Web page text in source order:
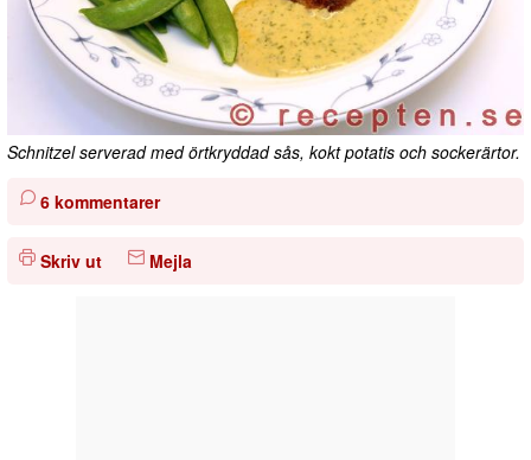
Schnitzel serverad med örtkryddad sås, kokt potatis och sockerärtor.
6 kommentarer
Skriv ut Mejla